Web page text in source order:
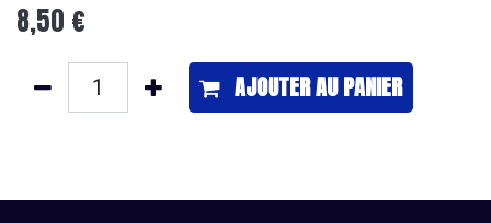
8,50 €
AJOUTER ​AU PANIER